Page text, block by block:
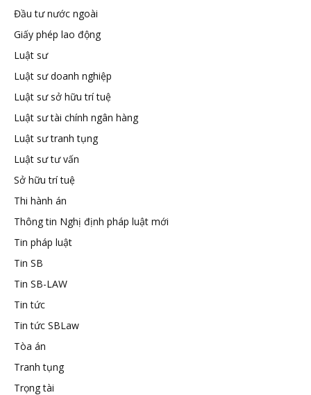
Đầu tư nước ngoài
Giấy phép lao động
Luật sư
Luật sư doanh nghiệp
Luật sư sở hữu trí tuệ
Luật sư tài chính ngân hàng
Luật sư tranh tụng
Luật sư tư vấn
Sở hữu trí tuệ
Thi hành án
Thông tin Nghị định pháp luật mới
Tin pháp luật
Tin SB
Tin SB-LAW
Tin tức
Tin tức SBLaw
Tòa án
Tranh tụng
Trọng tài